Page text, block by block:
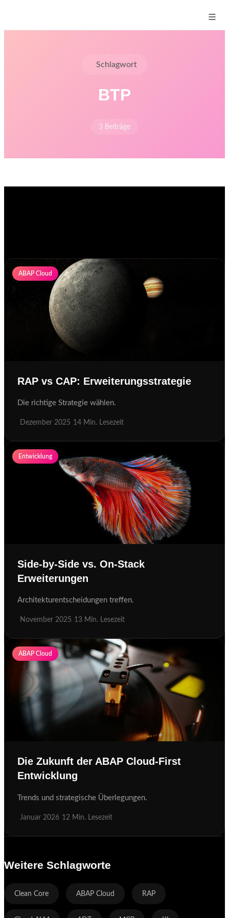
Schlagwort
BTP
3 Beiträge
ABAP Cloud
RAP vs CAP: Erweiterungsstrategie
Die richtige Strategie wählen.
Dezember 2025 14 Min. Lesezeit
Entwicklung
Side-by-Side vs. On-Stack
Erweiterungen
Architekturentscheidungen treffen.
November 2025 13 Min. Lesezeit
ABAP Cloud
Die Zukunft der ABAP Cloud-First
Entwicklung
Trends und strategische Überlegungen.
Januar 2026 12 Min. Lesezeit
Weitere Schlagworte
Clean Core ABAP Cloud RAP